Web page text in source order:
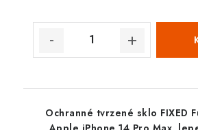
Ochranné tvrzené sklo FIXED